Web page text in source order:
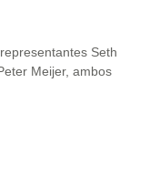
Seth
Meijer, ambos